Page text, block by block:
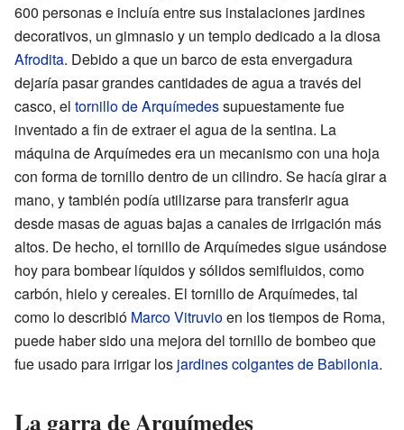
600 personas e incluía entre sus instalaciones jardines
decorativos, un gimnasio y un templo dedicado a la diosa
Afrodita. Debido a que un barco de esta envergadura
dejaría pasar grandes cantidades de agua a través del
casco, el tornillo de Arquímedessupuestamente fue
inventado a fin de extraer el agua de la sentina. La
máquina de Arquímedes era un mecanismo con una hoja
con forma de tornillo dentro de un cilindro. Se hacía girar a
mano, y también podía utilizarse para transferir agua
desde masas de aguas bajas a canales de irrigación más
altos. De hecho, el tornillo de Arquímedes sigue usándose
hoy para bombear líquidos y sólidos semifluidos, como
carbón, hielo y cereales. El tornillo de Arquímedes, tal
como lo describió Marco Vitruvioen los tiempos de Roma,
puede haber sido una mejora del tornillo de bombeo que
fue usado para irrigar los jardines colgantes de Babilonia.
La garra de Arquímedes